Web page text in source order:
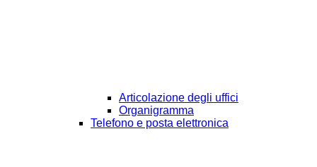
Articolazione degli uffici
Organigramma
Telefono e posta elettronica